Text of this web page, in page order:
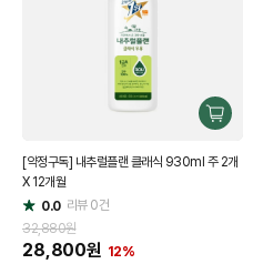
구
하
[약정구독] 내추럴플랜 클래식 930ml 주 2개
X 12개월
별
점
0.0 리뷰0건
32,880원
28,800원 12%